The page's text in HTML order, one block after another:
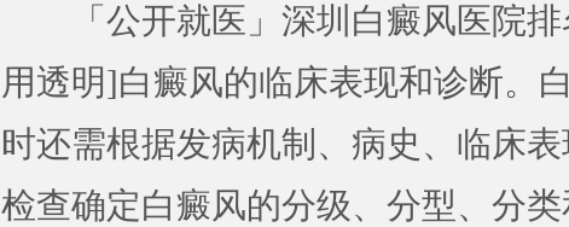
「公开就医」深圳白癜风医院排
用透明]白癜风的临床表现和诊断。
时还需根据发病机制、病史、临床
检查确定白癜风的分级、分型、分类